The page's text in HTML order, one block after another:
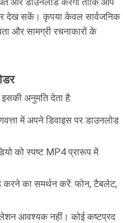
देख सकें। कृपया केवल सार्वजनिक
और सामग्री रचनाकारों के
इसकी अनुमति देता है:
में अपने डिवाइस पर डाउनलोड
को स्पष्ट MP4 प्रारूप में
करने का समर्थन करें: फोन, टैबलेट,
आवश्यक नहीं। कोई कष्टप्रद